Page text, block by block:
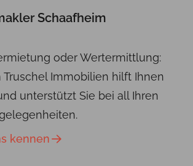
Schaafheim
oder Wertermittlung:
Truschel Immobilien hilft Ihnen
unterstützt Sie bei all Ihren
kennen